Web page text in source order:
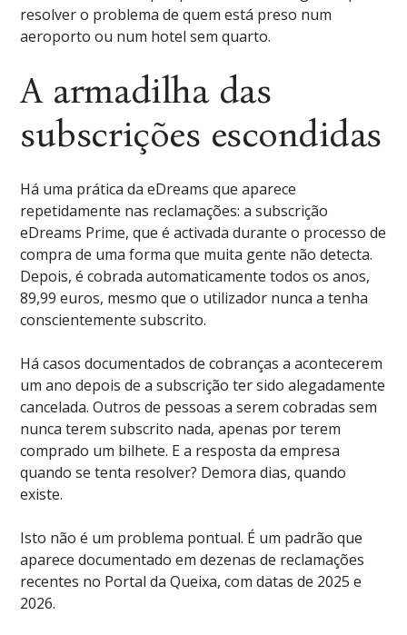
resolver o problema de quem está preso num
aeroporto ou num hotel sem quarto.
A armadilha das
subscrições escondidas
Há uma prática da eDreams que aparece
repetidamente nas reclamações: a subscrição
eDreams Prime, que é activada durante o processo de
compra de uma forma que muita gente não detecta.
Depois, é cobrada automaticamente todos os anos,
89,99 euros, mesmo que o utilizador nunca a tenha
conscientemente subscrito.
Há casos documentados de cobranças a acontecerem
um ano depois de a subscrição ter sido alegadamente
cancelada. Outros de pessoas a serem cobradas sem
nunca terem subscrito nada, apenas por terem
comprado um bilhete. E a resposta da empresa
quando se tenta resolver? Demora dias, quando
existe.
Isto não é um problema pontual. É um padrão que
aparece documentado em dezenas de reclamações
recentes no Portal da Queixa, com datas de 2025 e
2026.